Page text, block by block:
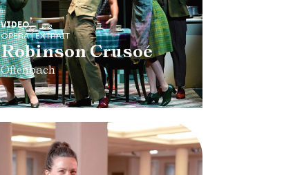
VIDEO
OPERA | EXTRAIT
Robinson Crusoé
Offenbach